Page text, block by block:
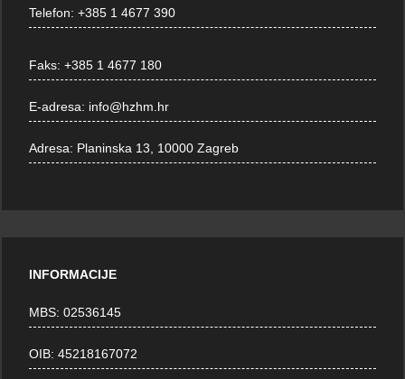
Telefon:+385 1 4677 390
Faks:+385 1 4677 180
E-adresa: info@hzhm.hr
Adresa: Planinska 13, 10000 Zagreb
INFORMACIJE
MBS: 02536145
OIB: 45218167072